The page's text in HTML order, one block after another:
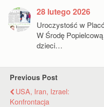
28 lutego 2026
Uroczystość w
W Środę
dzieci…
Previous Post
USA, Iran, Izrael:
Konfrontacja